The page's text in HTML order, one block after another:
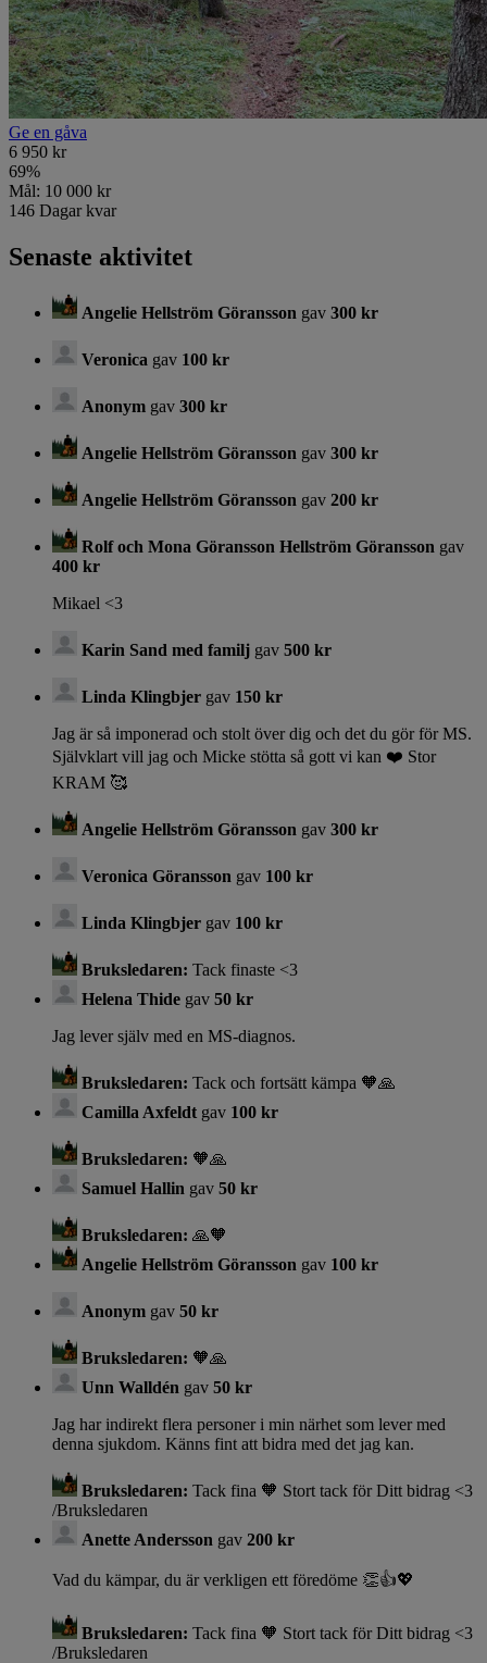
Ge en gåva
6 950 kr
69%
Mål: 10 000 kr
146 Dagar kvar
Senaste aktivitet
Angelie Hellström Göransson gav 300 kr
Veronica gav 100 kr
Anonym gav 300 kr
Angelie Hellström Göransson gav 300 kr
Angelie Hellström Göransson gav 200 kr
Rolf och Mona Göransson Hellström Göransson gav
400 kr
Mikael <3
Karin Sand med familj gav 500 kr
Linda Klingbjer gav 150 kr
Jag är så imponerad och stolt över dig och det du gör för MS.
Självklart vill jag och Micke stötta så gott vi kan ❤️ Stor
KRAM 🥰
Angelie Hellström Göransson gav 300 kr
Veronica Göransson gav 100 kr
Linda Klingbjer gav 100 kr
Bruksledaren: Tack finaste <3
Helena Thide gav 50 kr
Jag lever själv med en MS-diagnos.
Bruksledaren: Tack och fortsätt kämpa 🧡🙏
Camilla Axfeldt gav 100 kr
Bruksledaren: 🧡🙏
Samuel Hallin gav 50 kr
Bruksledaren: 🙏🧡
Angelie Hellström Göransson gav 100 kr
Anonym gav 50 kr
Bruksledaren: 🧡🙏
Unn Walldén gav 50 kr
Jag har indirekt flera personer i min närhet som lever med
denna sjukdom. Känns fint att bidra med det jag kan.
Bruksledaren: Tack fina 🧡 Stort tack för Ditt bidrag <3
/Bruksledaren
Anette Andersson gav 200 kr
Vad du kämpar, du är verkligen ett föredöme 👏👍💖
Bruksledaren: Tack fina 🧡 Stort tack för Ditt bidrag <3
/Bruksledaren